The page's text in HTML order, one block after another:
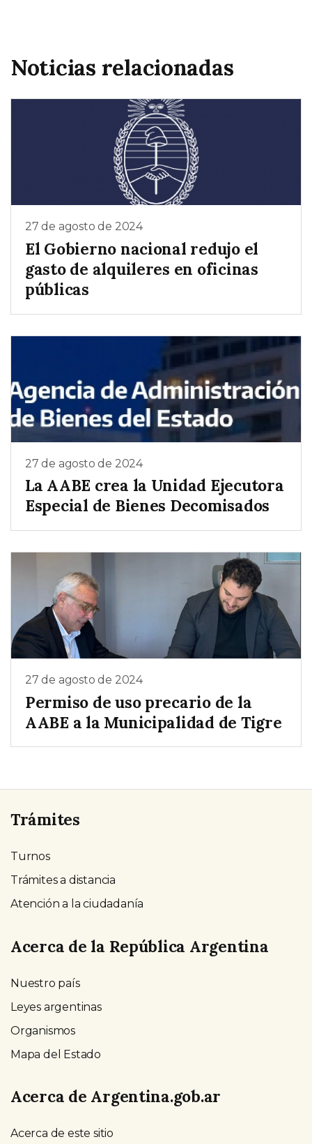
Noticias relacionadas
27 de agosto de 2024
El Gobierno nacional redujo el
gasto de alquileres en oficinas
públicas
27 de agosto de 2024
La AABE crea la Unidad Ejecutora
Especial de Bienes Decomisados
27 de agosto de 2024
Permiso de uso precario de la
AABE a la Municipalidad de Tigre
Trámites
Turnos
Trámites a distancia
Atención a la ciudadanía
Acerca de la República Argentina
Nuestro país
Leyes argentinas
Organismos
Mapa del Estado
Acerca de Argentina.gob.ar
Acerca de este sitio